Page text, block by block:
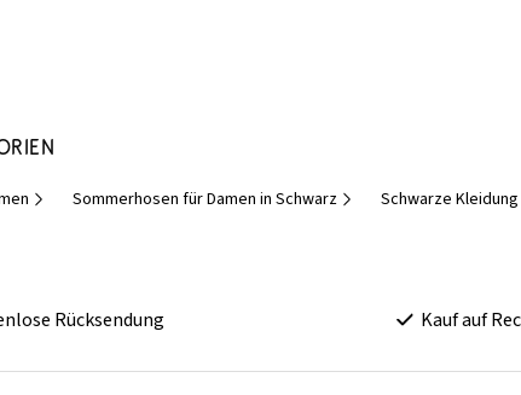
Sommerhosen für Damen in Schwarz Schwarze
Rücksendung Kauf auf